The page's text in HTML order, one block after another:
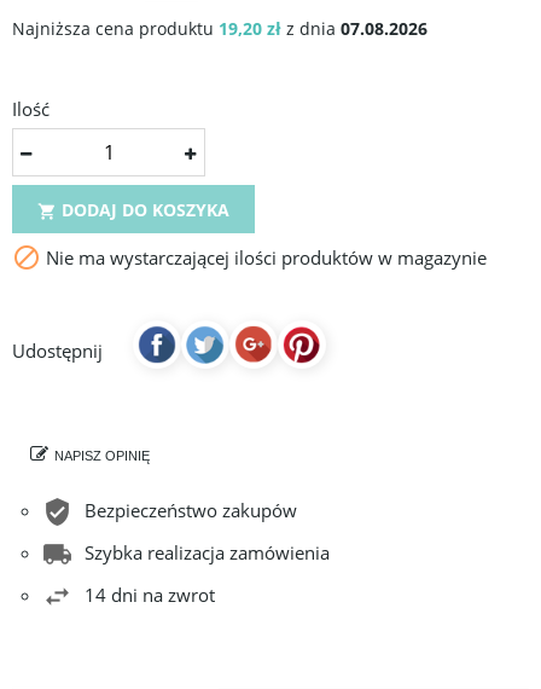
Najniższa cena produktu 19,20 zł z dnia 07.08.2026
Ilość
 DODAJ DO KOSZYKA
 Nie ma wystarczającej ilości produktów w magazynie
Udostępnij
NAPISZ OPINIĘ
Bezpieczeństwo zakupów
Szybka realizacja zamówienia
14 dni na zwrot